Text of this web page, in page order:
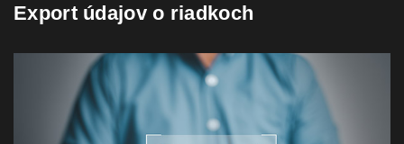
Export údajov o riadkoch